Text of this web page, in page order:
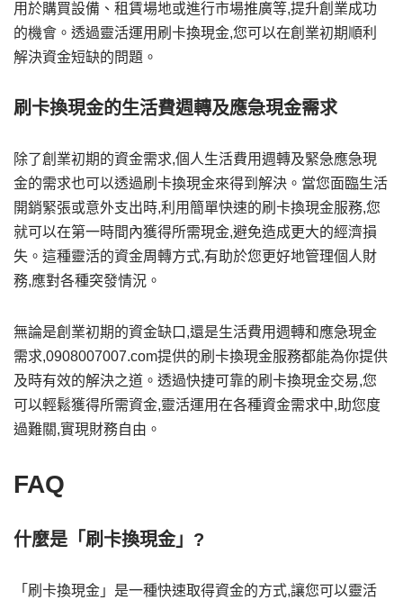
用於購買設備、租賃場地或進行市場推廣等,提升創業成功
的機會。透過靈活運用刷卡換現金,您可以在創業初期順利
解決資金短缺的問題。
刷卡換現金的生活費週轉及應急現金需求
除了創業初期的資金需求,個人生活費用週轉及緊急應急現
金的需求也可以透過刷卡換現金來得到解決。當您面臨生活
開銷緊張或意外支出時,利用簡單快速的刷卡換現金服務,您
就可以在第一時間內獲得所需現金,避免造成更大的經濟損
失。這種靈活的資金周轉方式,有助於您更好地管理個人財
務,應對各種突發情況。
無論是創業初期的資金缺口,還是生活費用週轉和應急現金
需求,0908007007.com提供的刷卡換現金服務都能為你提供
及時有效的解決之道。透過快捷可靠的刷卡換現金交易,您
可以輕鬆獲得所需資金,靈活運用在各種資金需求中,助您度
過難關,實現財務自由。
FAQ
什麼是「刷卡換現金」?
「刷卡換現金」是一種快速取得資金的方式,讓您可以靈活